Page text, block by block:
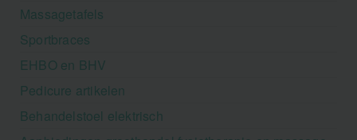
Massagetafels
Sportbraces
EHBO en BHV
Pedicure artikelen
Behandelstoel elektrisch